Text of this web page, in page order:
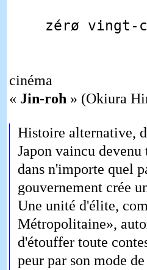
zérø vingt-
cinéma
« Jin-roh» (Okiura
Histoire alternative,
Japon vaincu
dans n'importe quel
gouvernement crée
Une unité d'élite,
Métropolitaine»,
d'étouffer toute
peur par son mode